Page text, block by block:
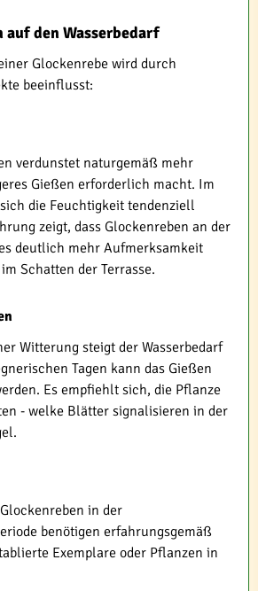
den Wasserbedarf
Glockenrebe wird durch
beeinflusst:
verdunstet naturgemäß mehr
Gießen erforderlich macht. Im
die Feuchtigkeit tendenziell
zeigt, dass Glockenreben an der
deutlich mehr Aufmerksamkeit
Schatten der Terrasse.
Witterung steigt der Wasserbedarf
Tagen kann das Gießen
Es empfiehlt sich, die Pflanze
- welke Blätter signalisieren in der
in der
benötigen erfahrungsgemäß
Exemplare oder Pflanzen in